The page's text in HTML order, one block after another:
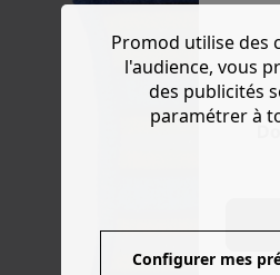
Promod utilise des
l'audience, vous
des publicités
paramétrer à
Configurer mes